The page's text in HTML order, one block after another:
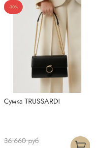
-30%
Сумка TRUSSARDI
36 660 руб